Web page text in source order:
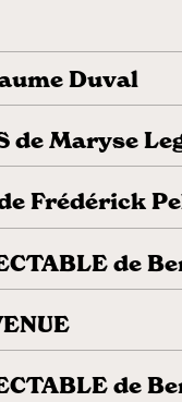
Duval
de Maryse
Frédérick
de
de